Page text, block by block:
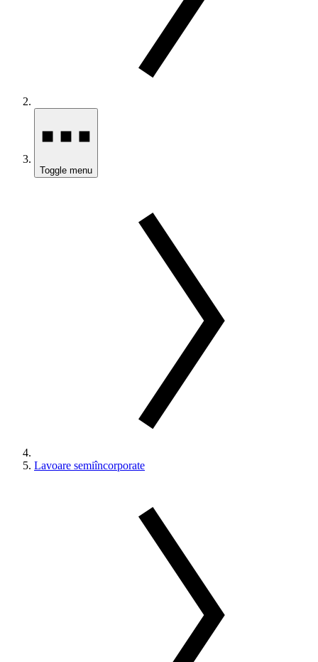
Toggle menu
Lavoare semiîncorporate